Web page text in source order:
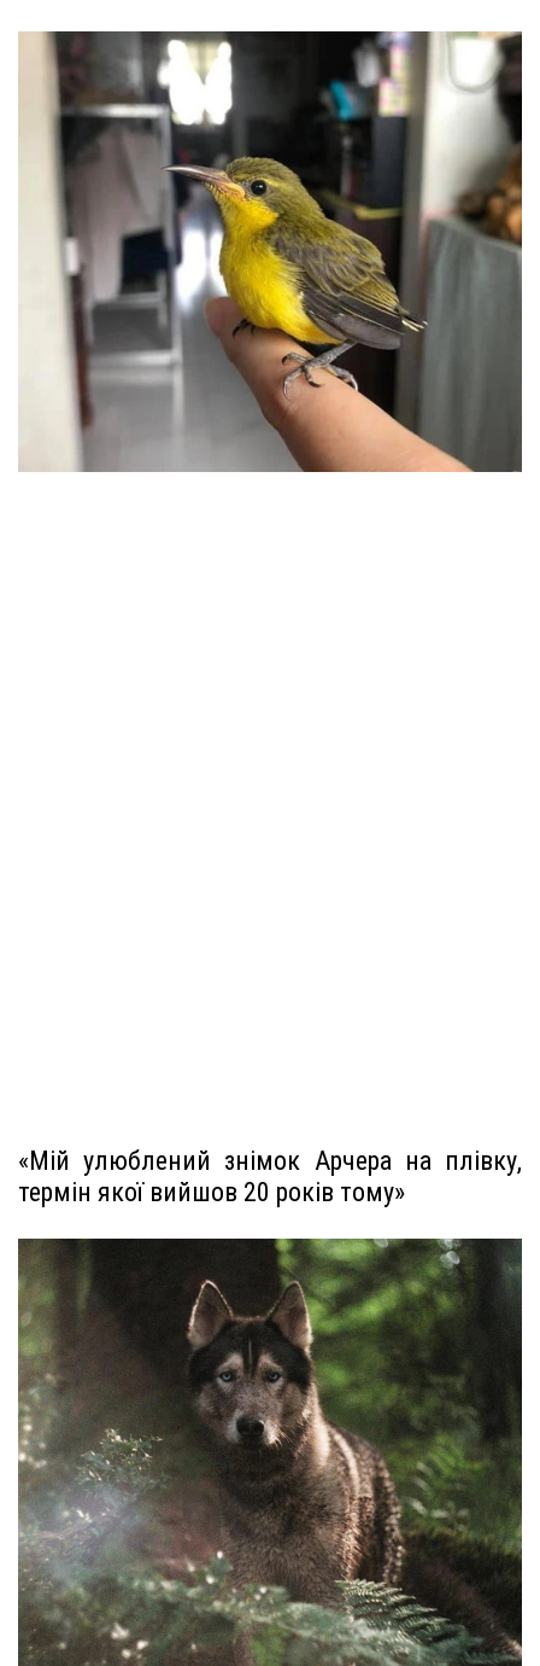
«Мій улюблений знімок Арчера на плівку,
термін якої вийшов 20 років тому»